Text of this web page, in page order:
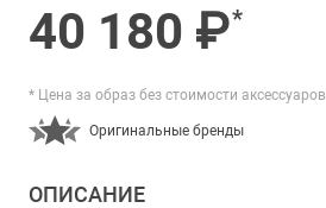
40 180 ₽*
* Цена за образ без стоимости аксессуаров.
Оригинальные бренды
ОПИСАНИЕ